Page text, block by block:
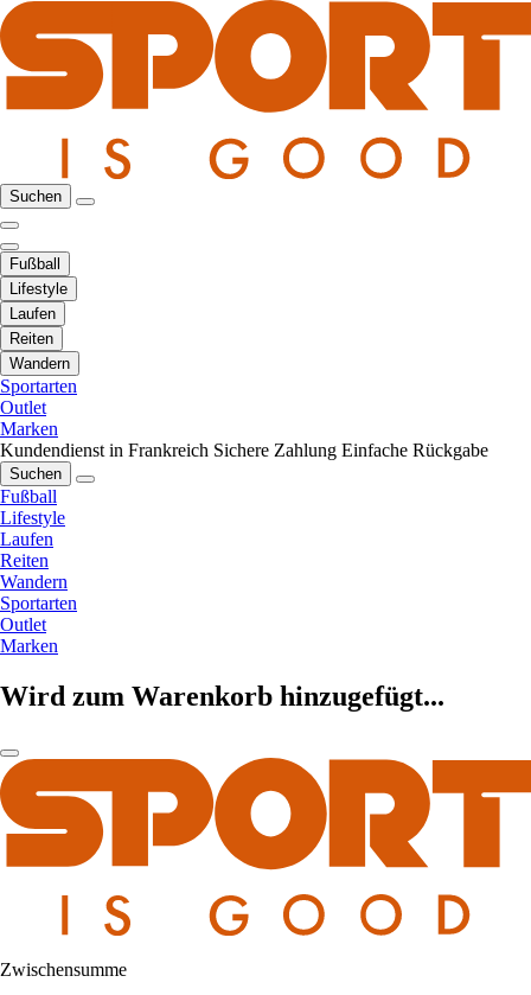
Suchen
Fußball
Lifestyle
Laufen
Reiten
Wandern
Sportarten
Outlet
Marken
Kundendienst in Frankreich Sichere Zahlung Einfache Rückgabe
Suchen
Fußball
Lifestyle
Laufen
Reiten
Wandern
Sportarten
Outlet
Marken
Wird zum Warenkorb hinzugefügt...
Zwischensumme